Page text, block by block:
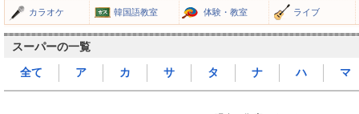
カラオケ 韓国語教室 体験・教室 ライブ
スーパーの一覧
全て ア カ サ タ ナ ハ マ